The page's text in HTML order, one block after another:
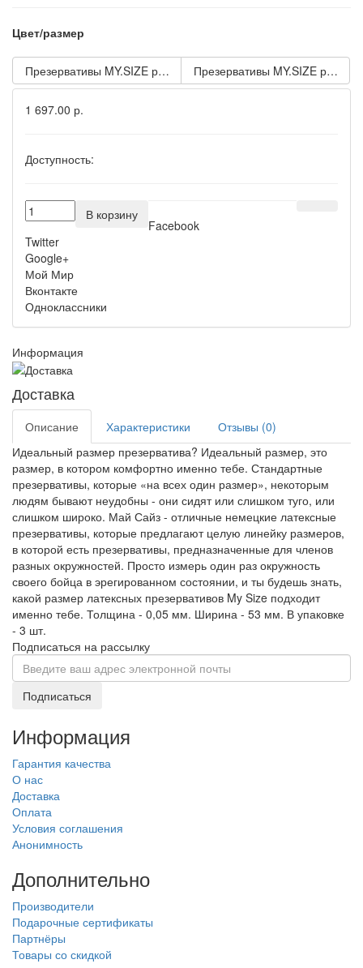
Цвет/размер
Презервативы MY.SIZE размер 49 - 3 шт.Презервативы MY.SIZE
1 697.00 р.
Доступность:
В корзину
Facebook
Twitter
Google+
Мой Мир
Вконтакте
Одноклассники
Информация
Доставка
Описание Характеристики
Отзывы (0)
Идеальный размер презерватива? Идеальный размер, это
размер, в котором комфортно именно тебе. Стандартные
презервативы, которые «на всех один размер», некоторым
людям бывают неудобны - они сидят или слишком туго, или
слишком широко. Май Сайз - отличные немецкие латексные
презервативы, которые предлагают целую линейку размеров,
в которой есть презервативы, предназначенные для членов
разных окружностей. Просто измерь один раз окружность
своего бойца в эрегированном состоянии, и ты будешь знать,
какой размер латексных презервативов My Size подходит
именно тебе. Толщина - 0,05 мм. Ширина - 53 мм. В упаковке
- 3 шт.
Подписаться на рассылку
Подписаться
Информация
Гарантия качества
О нас
Доставка
Оплата
Условия соглашения
Анонимность
Дополнительно
Производители
Подарочные сертификаты
Партнёры
Товары со скидкой